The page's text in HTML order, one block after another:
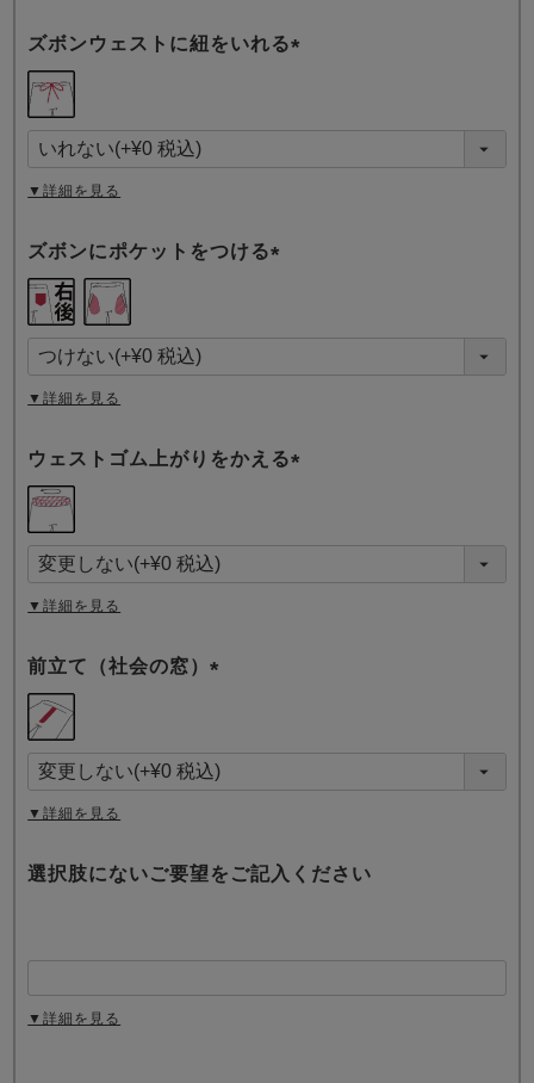
ズボンウェストに紐をいれる
須
)
▼詳細を見る
ズボンにポケットをつける
須
)
▼詳細を見る
ウェストゴム上がりをかえる
須
)
▼詳細を見る
前立て（社会の窓）
須
)
▼詳細を見る
選択肢にないご要望をご記入ください
▼詳細を見る